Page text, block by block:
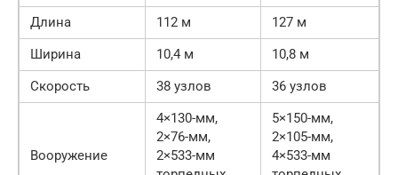
Длина
112 м
127 м
Ширина
10,4 м
10,8 м
Скорость
38 узлов 36 узлов
Вооружение
4×130-мм,
2×76-мм,
2×533-мм
5×150-мм,
2×105-мм,
4×533-мм